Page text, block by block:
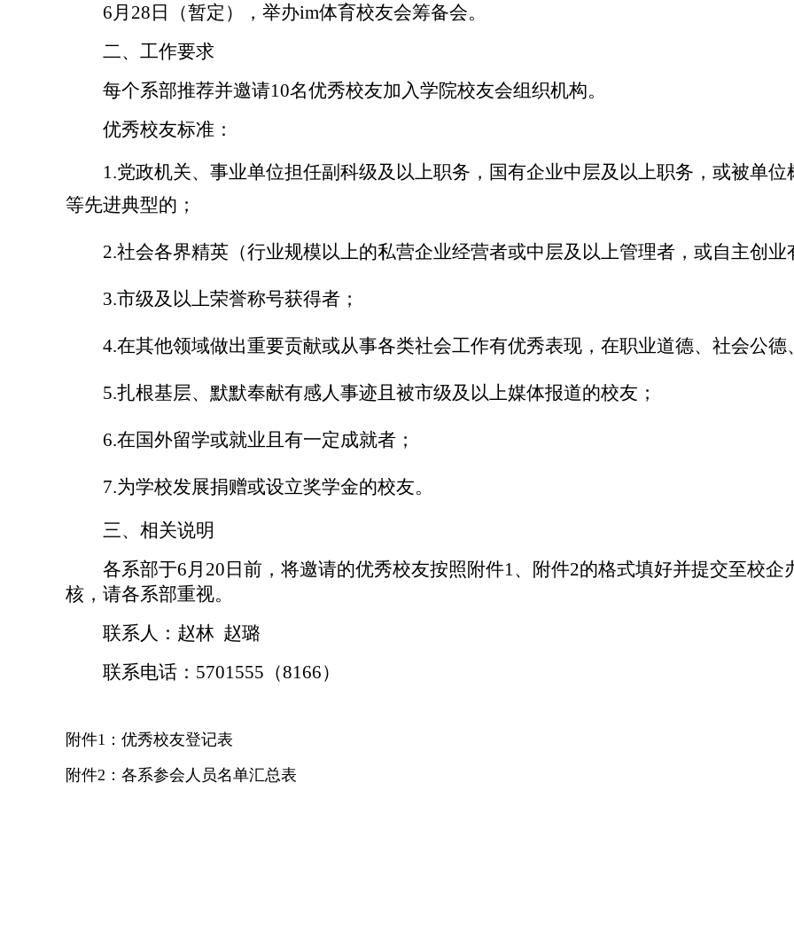
6 月 28 日（暂定），举办im体育校友会筹备会。
二、工作要求
每个系部推荐并邀请10名优秀校友加入学院校友会组织机构。
优秀校友标准：
1.党政机关、事业单位担任副科级及以上职务，国有企业中层及以上职务，或被单
等先进典型的；
2.社会各界精英（行业规模以上的私营企业经营者或中层及以上管理者，或自主创
3.市级及以上荣誉称号获得者；
4.在其他领域做出重要贡献或从事各类社会工作有优秀表现，在职业道德、社会公
5.扎根基层、默默奉献有感人事迹且被市级及以上媒体报道的校友；
6.在国外留学或就业且有一定成就者；
7.为学校发展捐赠或设立奖学金的校友。
三、相关说明
各系部于6 月 20 日前，将邀请的优秀校友按照附件1 、附件2的格式填好并提交至校企
核，请各系部重视。
联系人：赵林 赵璐
联系电话： 5701555 （8166）
附件1 ：优秀校友登记表
附件2 ：各系参会人员名单汇总表